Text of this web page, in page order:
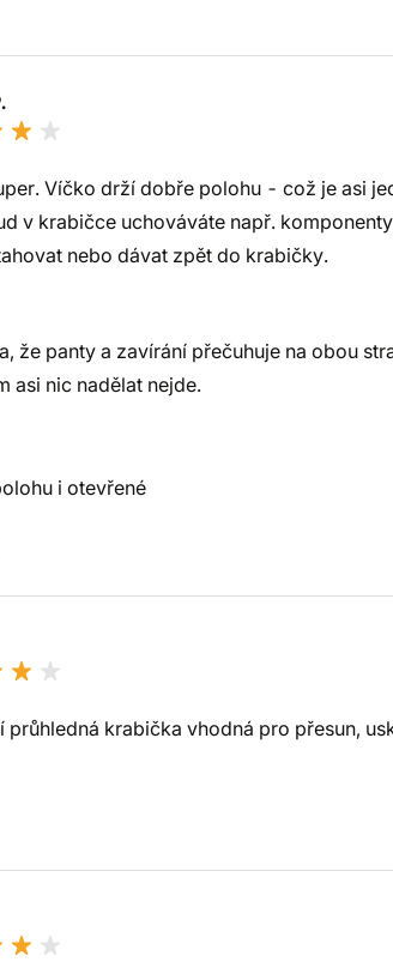
Víčko drží dobře polohu - což je asi
v krabičce uchováváte např.
nebo dávat zpět do krabičky.
že panty a zavírání přečuhuje na obou
asi nic nadělat nejde.
i otevřené
průhledná krabička vhodná pro přesun,